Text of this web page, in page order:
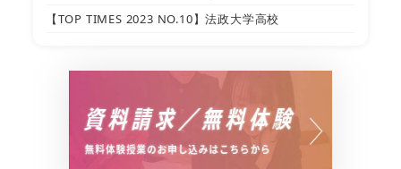
【TOP TIMES 2023 NO.10】法政大学高校